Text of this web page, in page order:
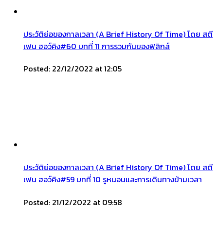
ประวัติย่อของกาลเวลา (A Brief History Of Time) โดย สตี
เฟน ฮอว์คิง#60 บทที่ 11 การรวมกันของฟิสิกส์
Posted: 22/12/2022 at 12:05
ประวัติย่อของกาลเวลา (A Brief History Of Time) โดย สตี
เฟน ฮอว์คิง#59 บทที่ 10 รูหนอนและการเดินทางข้ามเวลา
Posted: 21/12/2022 at 09:58